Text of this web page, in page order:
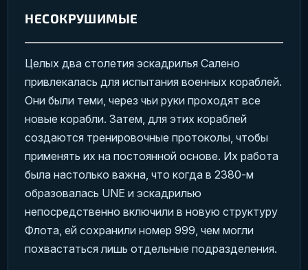
НЕСОКРУШИМЫЕ
Целых два столетия эскадрилья Салено
привлекалась для испытания военных кораблей.
Они были теми, через чьи руки проходят все
новые корабли. Затем, для этих кораблей
создаются тренировочные протоколы, чтобы
применять их на постоянной основе. Их работа
была настолько важна, что когда в 2380-м
образовалась UNE и эскадрилью
непосредственно включили в новую структуру
Флота, ей сохранили номер 999, чем могли
похвастаться лишь отдельные подразделения.